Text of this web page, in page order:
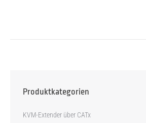
Produktkategorien
KVM-Extender über CATx